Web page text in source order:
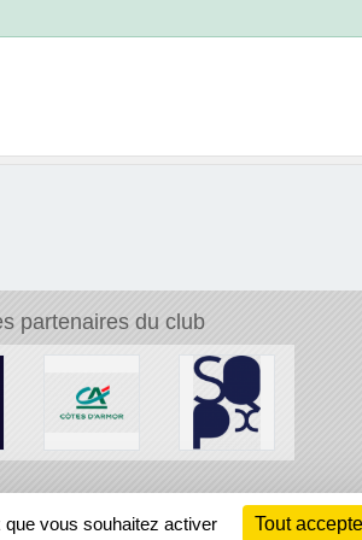
partenaires du club
vous souhaitez activer Tout